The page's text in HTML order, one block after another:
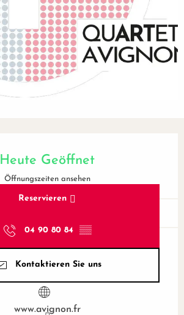
Heute Geöffnet
Öffnungszeiten ansehen
Reservieren
04 90 80 84 ▒▒
Kontaktieren Sie uns
www.avignon.fr